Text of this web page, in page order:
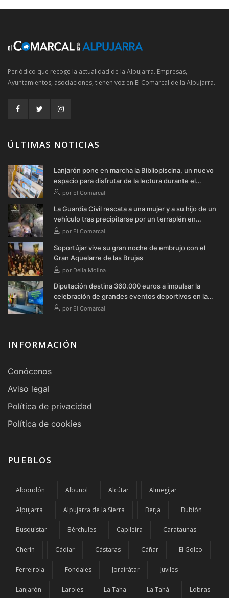
Periódico que recoge la actualidad de la Alpujarra. Empresas,
Ayuntamientos, asociaciones, tienen voz en El Comarcal de la Alpujarra.
ÚLTIMAS NOTICIAS
Lanjarón pone en marcha la Bibliopiscina, un nuevo
espacio para disfrutar de la lectura durante el
verano
por El Comarcal
La Guardia Civil rescata a una mujer y a su hijo de un
vehículo tras precipitarse por un terraplén en
Soportújar
por El Comarcal
Soportújar vive su gran noche de embrujo con el
Gran Aquelarre de las Brujas
por Delia Molina
Diputación destina 360.000 euros a impulsar la
celebración de grandes eventos deportivos en la
provincia durante 2026
por El Comarcal
INFORMACIÓN
Conócenos
Aviso legal
Política de privacidad
Política de cookies
PUEBLOS
Albondón Albuñol Alcútar Almegíjar
Alpujarra Alpujarra de la Sierra Berja Bubión
Busquístar Bérchules Capileira Carataunas
Cherín Cádiar Cástaras Cáñar El Golco
Ferreirola Fondales Jorairátar Juviles
Lanjarón Laroles La Taha La Tahá Lobras